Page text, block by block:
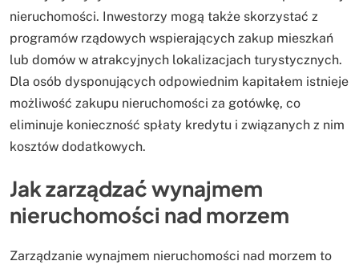
nieruchomości. Inwestorzy mogą także skorzystać z
programów rządowych wspierających zakup mieszkań
lub domów w atrakcyjnych lokalizacjach turystycznych.
Dla osób dysponujących odpowiednim kapitałem istnieje
możliwość zakupu nieruchomości za gotówkę, co
eliminuje konieczność spłaty kredytu i związanych z nim
kosztów dodatkowych.
Jak zarządzać wynajmem
nieruchomości nad morzem
Zarządzanie wynajmem nieruchomości nad morzem to